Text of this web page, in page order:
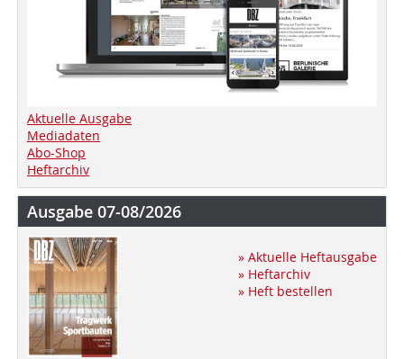
Aktuelle Ausgabe
Mediadaten
Abo-Shop
Heftarchiv
Ausgabe 07-08/2026
» Aktuelle Heftausgabe
» Heftarchiv
» Heft bestellen